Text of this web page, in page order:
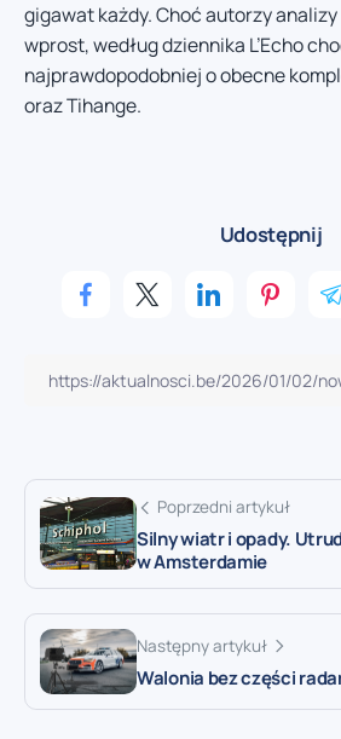
gigawat każdy. Choć autorzy
wprost, według dziennika L’Echo
najprawdopodobniej o obecne
oraz Tihange.
Udostępnij
Poprzedni artykuł
Silny wiatr i opady.
w Amsterdamie
Następny artykuł
Walonia bez części